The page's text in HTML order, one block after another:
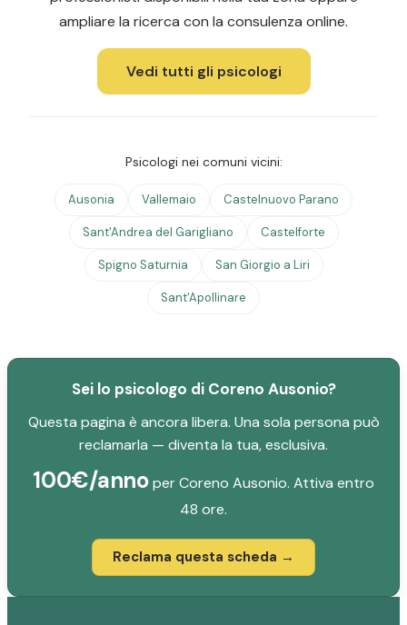
ampliare la ricerca con la consulenza online.
Vedi tutti gli psicologi
Psicologi nei comuni vicini:
Ausonia Vallemaio Castelnuovo Parano
Sant'Andrea del Garigliano Castelforte
Spigno Saturnia San Giorgio a Liri
Sant'Apollinare
Sei lo psicologo di Coreno Ausonio?
Questa pagina è ancora libera. Una sola persona può
reclamarla — diventa la tua, esclusiva.
100€/annoper Coreno Ausonio. Attiva entro
48 ore.
Reclama questa scheda →